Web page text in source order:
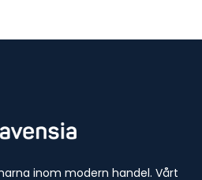
inom modern handel. Vårt